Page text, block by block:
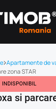
Apartamente de
zona STAR
INDISPONIBIL
si